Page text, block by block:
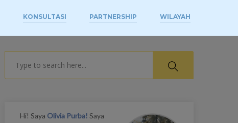
KONSULTASI PARTNERSHIP WILAYAH
Hi! Saya Olivia Purba! Saya